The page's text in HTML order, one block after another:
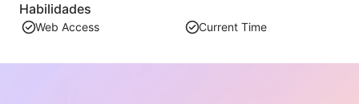
Habilidades
Web Access Current Time
Recomendaciones similares